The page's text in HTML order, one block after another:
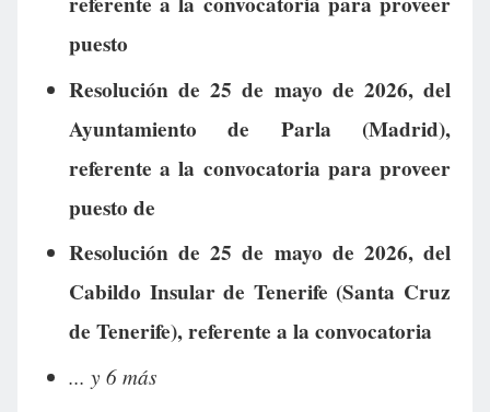
puesto
Resolución de 25 de mayo de 2026, del
Ayuntamiento de Parla (Madrid),
referente a la convocatoria para proveer
puesto de
Resolución de 25 de mayo de 2026, del
Cabildo Insular de Tenerife (Santa Cruz
de Tenerife), referente a la convocatoria
... y 6 más